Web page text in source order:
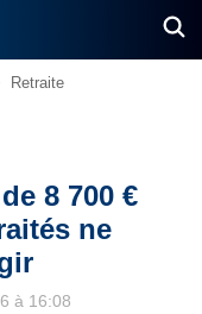
Retraite
8 700 €
ne
à 16:08